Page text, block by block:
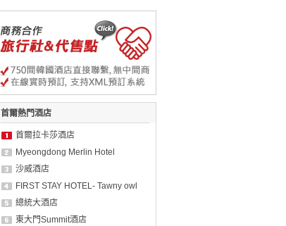
首爾熱門酒店
首爾拉卡莎酒店
Myeongdong Merlin Hotel
沙威酒店
FIRST STAY HOTEL- Tawny owl
總統大酒店
東大門Summit酒店